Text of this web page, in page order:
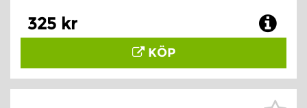
325 kr
KÖP